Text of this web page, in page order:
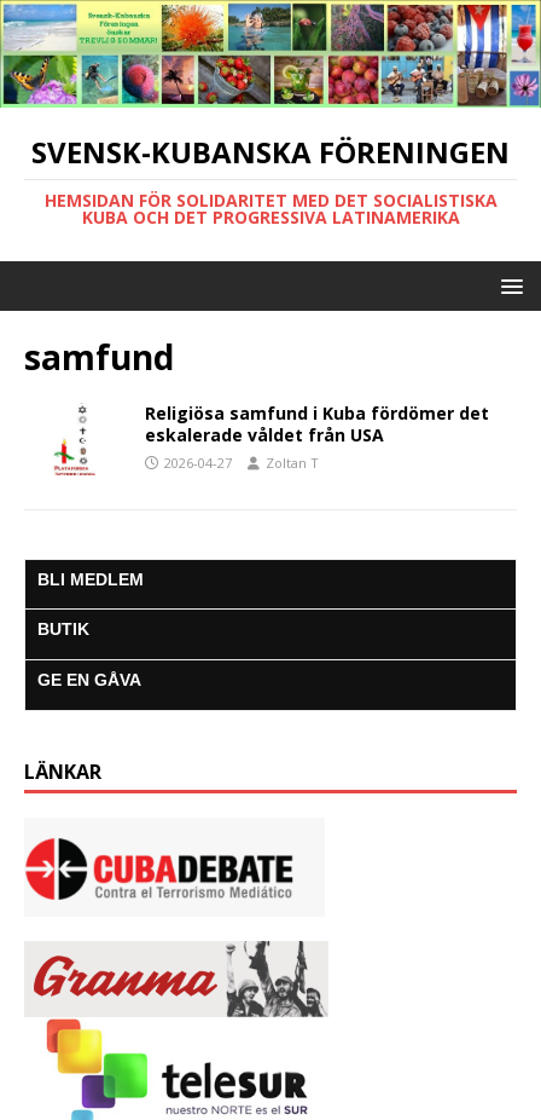
SVENSK-KUBANSKA FÖRENINGEN
HEMSIDAN FÖR SOLIDARITET MED DET SOCIALISTISKA
KUBA OCH DET PROGRESSIVA LATINAMERIKA
samfund
Religiösa samfund i Kuba fördömer det
eskalerade våldet från USA
2026-04-27 Zoltan T
BLI MEDLEM
BUTIK
GE EN GÅVA
LÄNKAR